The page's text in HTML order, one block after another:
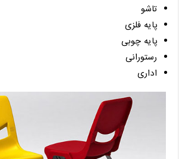
تاشو
پایه فلزی
پایه چوبی
رستورانی
اداری